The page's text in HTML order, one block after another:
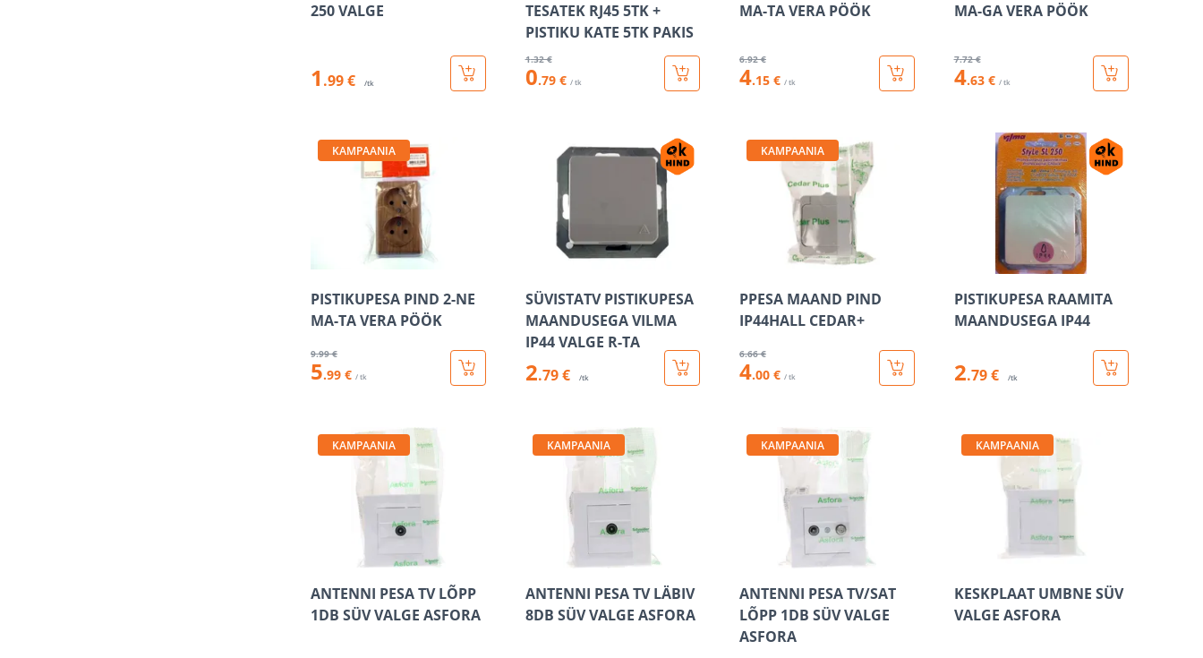
250 VALGE
1 .99 € /tk
TESATEK RJ45 5TK +
PISTIKU KATE 5TK PAKIS
1.32 €
0.79 € / tk
MA-TA VERA PÖÖK
6.92 €
4.15 € / tk
MA-GA VERA PÖÖK
7.72 €
4.63 € / tk
KAMPAANIA
PISTIKUPESA PIND 2-NE
MA-TA VERA PÖÖK
9.99 €
5.99 € / tk
SÜVISTATV PISTIKUPESA
MAANDUSEGA VILMA
IP44 VALGE R-TA
2.79 € /tk
KAMPAANIA
PPESA MAAND PIND
IP44HALL CEDAR+
6.66 €
4.00 € / tk
PISTIKUPESA RAAMITA
MAANDUSEGA IP44
2.79 € /tk
KAMPAANIA
ANTENNI PESA TV LÕPP
1DB SÜV VALGE ASFORA
KAMPAANIA
ANTENNI PESA TV LÄBIV
8DB SÜV VALGE ASFORA
KAMPAANIA
ANTENNI PESA TV/SAT
LÕPP 1DB SÜV VALGE
ASFORA
KAMPAANIA
KESKPLAAT UMBNE SÜV
VALGE ASFORA